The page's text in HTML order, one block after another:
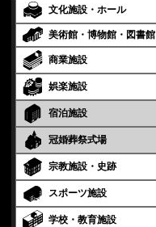
文化施設・ホール
美術館・博物館・図書館
商業施設
娯楽施設
宿泊施設
冠婚葬祭式場
宗教施設・史跡
スポーツ施設
学校・教育施設